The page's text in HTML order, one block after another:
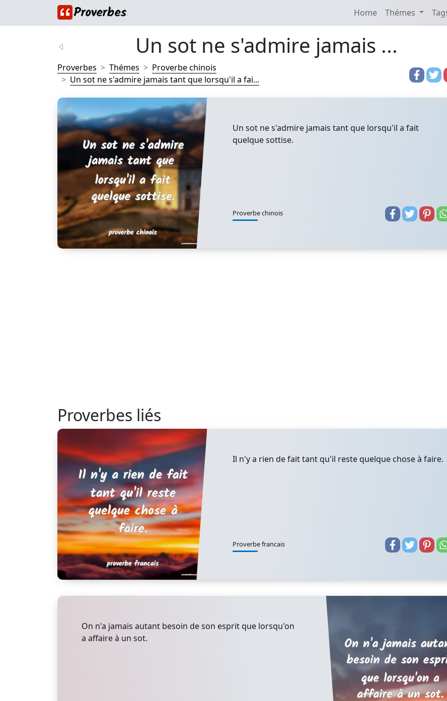
Home Thémes
Un sot ne s'admire jamais ...
Proverbes Thémes
Proverbe chinois
Un sot ne s'admire jamais tant que lorsqu'il a fai...
Un sot ne s'admire jamais tant que lorsqu'il a fait
quelque sottise.
Proverbe chinois
Proverbes liés
Il n'y a rien de fait tant qu'il reste quelque chose à faire.
Proverbe francais
On n'a jamais autant besoin de son esprit que lorsqu'on
a affaire à un sot.